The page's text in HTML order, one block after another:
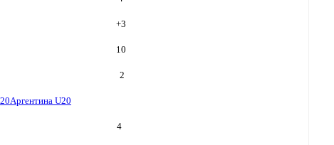
+3
10
2
Аргентина U20
4